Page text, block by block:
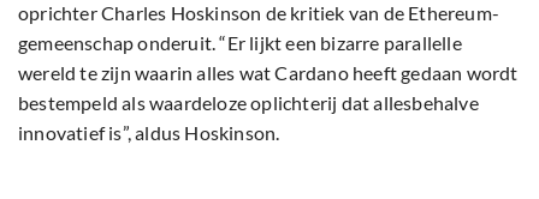
oprichter Charles Hoskinson de kritiek van de Ethereum-
gemeenschap onderuit. “Er lijkt een bizarre parallelle
wereld te zijn waarin alles wat Cardano heeft gedaan wordt
bestempeld als waardeloze oplichterij dat allesbehalve
innovatief is”, aldus Hoskinson.